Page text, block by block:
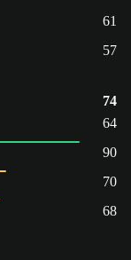
61
57
74
64
90
70
68